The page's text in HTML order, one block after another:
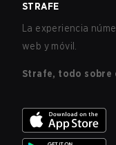
STRAFE
La experiencia
web y móvil.
Strafe, todo sobre